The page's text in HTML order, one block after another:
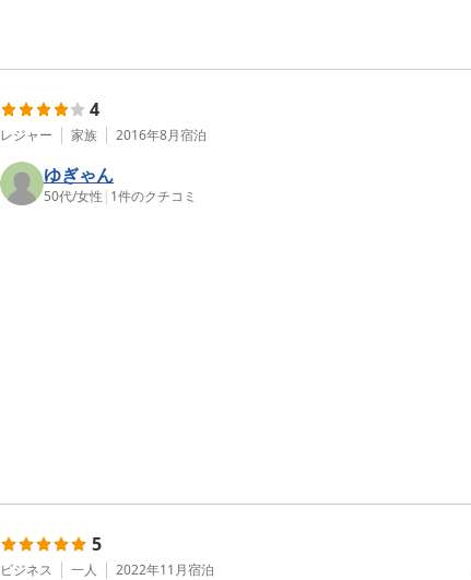
4
レジャー 家族 2016年8月宿泊
ゆぎゃん
50代/女性 | 1件のクチコミ
5
ビジネス 一人 2022年11月宿泊